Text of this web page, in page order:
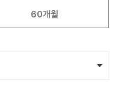
60개월